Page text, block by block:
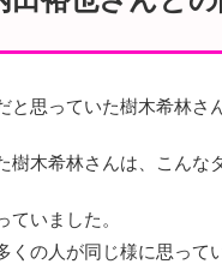
思っていた樹木希林さ
樹木希林さんは、こんな
いました。
の人が同じ様に思って